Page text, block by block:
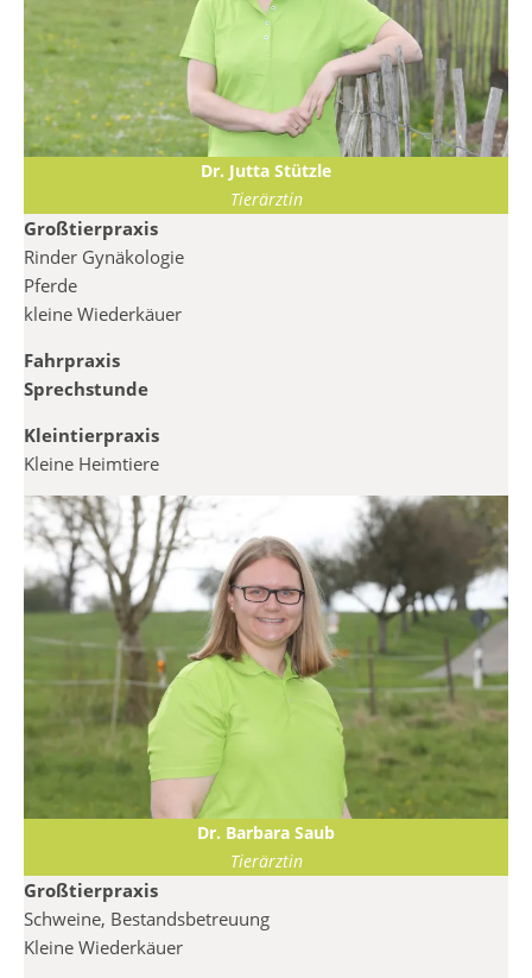
Dr. Jutta Stützle
Tierärztin
Großtierpraxis
Rinder Gynäkologie
Pferde
kleine Wiederkäuer
Fahrpraxis
Sprechstunde
Kleintierpraxis
Kleine Heimtiere
Dr. Barbara Saub
Tierärztin
Großtierpraxis
Schweine, Bestandsbetreuung
Kleine Wiederkäuer